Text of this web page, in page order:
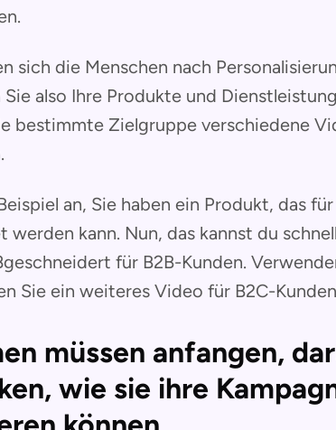
sich die Menschen nach
Sie also Ihre Produkte und
bestimmte Zielgruppe verschiedene
an, Sie haben ein Produkt, das
werden kann. Nun, das kannst du schnell
für B2B-Kunden.
Sie ein weiteres Video für B2C-
müssen anfangen,
wie sie ihre